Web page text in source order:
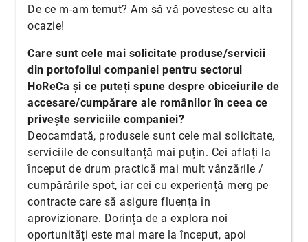
De ce m-am temut? Am să vă povestesc cu alta
ocazie!
Care sunt cele mai solicitate produse/servicii
din portofoliul companiei pentru sectorul
HoReCa și ce puteți spune despre obiceiurile de
accesare/cumpărare ale românilor în ceea ce
privește serviciile companiei?
Deocamdată, produsele sunt cele mai solicitate,
serviciile de consultanță mai puțin. Cei aflați la
început de drum practică mai mult vânzările /
cumpărările spot, iar cei cu experiență merg pe
contracte care să asigure fluența în
aprovizionare. Dorința de a explora noi
oportunități este mai mare la început, apoi